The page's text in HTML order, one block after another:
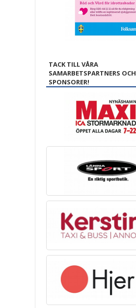
TACK TILL VÅRA
SAMARBETSPARTNERS OCH
SPONSORER!